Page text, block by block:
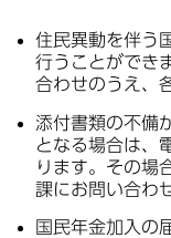
住民異動を伴う
行うことができ
合わせのうえ、
添付書類の不備
となる場合は、
ります。その場
課にお問い合わ
国民年金加入の